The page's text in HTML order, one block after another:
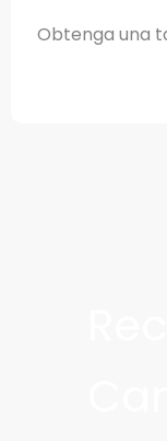
Obtenga una